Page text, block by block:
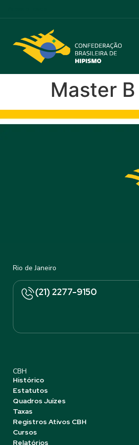
Master B
Rio de Janeiro
(21) 2277-9150
CBH
Histórico
Estatutos
Quadros Juízes
Taxas
Registros Ativos CBH
Cursos
Relatórios